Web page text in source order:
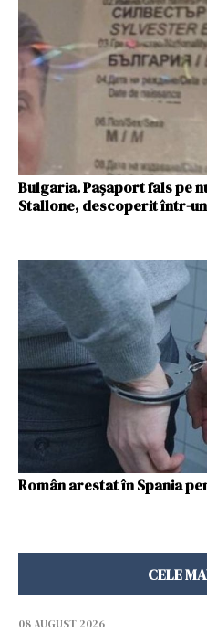
Bulgaria. Pașaport fals pe
Stallone, descoperit într-
Român arestat în Spania
CELE
08 AUGUST 2026